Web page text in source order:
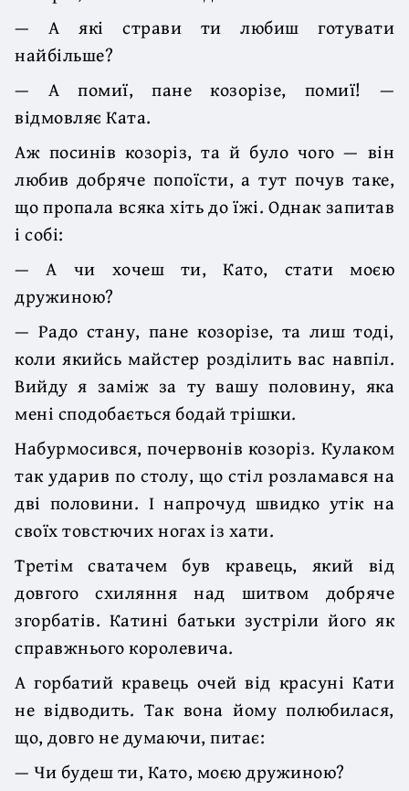
— А які страви ти любиш готувати
найбільше?
— А помиї, пане козорізе, помиї! —
відмовляє Ката.
Аж посинів козоріз, та й було чого — він
любив добряче попоїсти, а тут почув таке,
що пропала всяка хіть до їжі. Однак запитав
і собі:
— А чи хочеш ти, Като, стати моєю
дружиною?
— Радо стану, пане козорізе, та лиш тоді,
коли якийсь майстер розділить вас навпіл.
Вийду я заміж за ту вашу половину, яка
мені сподобається бодай трішки.
Набурмосився, почервонів козоріз. Кулаком
так ударив по столу, що стіл розламався на
дві половини. І напрочуд швидко утік на
своїх товстючих ногах із хати.
Третім сватачем був кравець, який від
довгого схиляння над шитвом добряче
згорбатів. Катині батьки зустріли його як
справжнього королевича.
А горбатий кравець очей від красуні Кати
не відводить. Так вона йому полюбилася,
що, довго не думаючи, питає:
— Чи будеш ти, Като, моєю дружиною?